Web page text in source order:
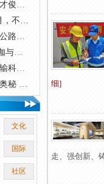
部公路院青年才俊科技创新沙龙揭牌
“一样的安全月，不一样的效果图”——漳武高速公路南靖段2021年“安全生产月”活动纪实
陕西：当高速公路服务区与“房车营地”融合
[汽车资讯]电咖与特来电签合作协议拟解决电动出行充电难题
2021年交通运输科技活动周启动
探索传统文化奥秘 运用知识助农实践
文化
国际
社区
细]
走、强创新、